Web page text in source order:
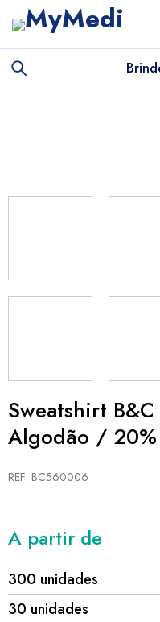
Sweatshirt
Algodão /
REF: BC560006
A partir de
300 unidades
30 unidades